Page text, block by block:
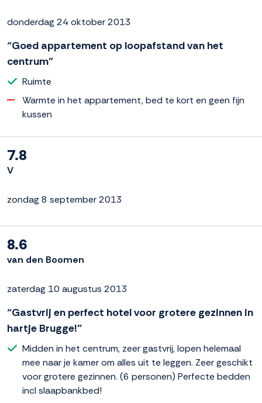
donderdag 24 oktober 2013
“Goed appartement op loopafstand van het
centrum”
Ruimte
Warmte in het appartement, bed te kort en geen fijn
kussen
7.8
V
zondag 8 september 2013
8.6
van den Boomen
zaterdag 10 augustus 2013
“Gastvrij en perfect hotel voor grotere gezinnen in
hartje Brugge!”
Midden in het centrum, zeer gastvrij, lopen helemaal
mee naar je kamer om alles uit te leggen. Zeer geschikt
voor grotere gezinnen. (6 personen) Perfecte bedden
incl slaapbankbed!